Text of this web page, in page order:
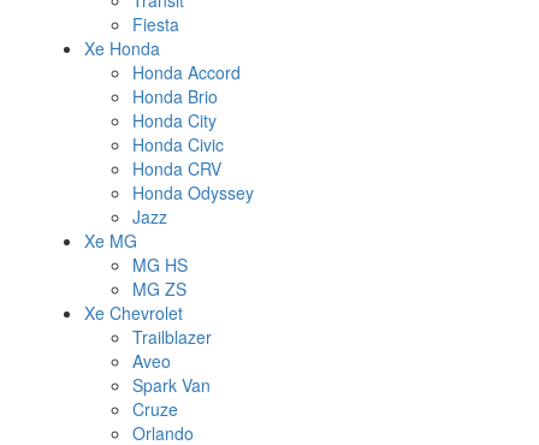
Fiesta
Xe Honda
Honda Accord
Honda Brio
Honda City
Honda Civic
Honda CRV
Honda Odyssey
Jazz
Xe MG
MG HS
MG ZS
Xe Chevrolet
Trailblazer
Aveo
Spark Van
Cruze
Orlando